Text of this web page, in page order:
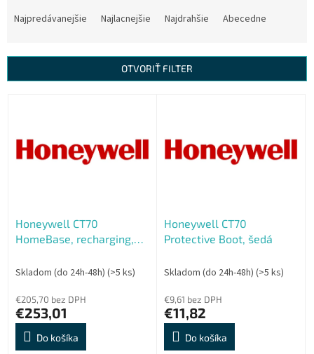
i
Najpredávanejšie Najlacnejšie Najdrahšie Abecedne
OTVORIŤ FILTER
Honeywell CT70
HomeBase, recharging,
battery cup, power
Skladom (do 24h-48h) (>5 ks)
€205,70 bez DPH
€253,01
Do košíka
Honeywell CT70
Protective Boot, šedá
Skladom (do 24h-48h) (>5 ks)
€9,61 bez DPH
€11,82
Do košíka